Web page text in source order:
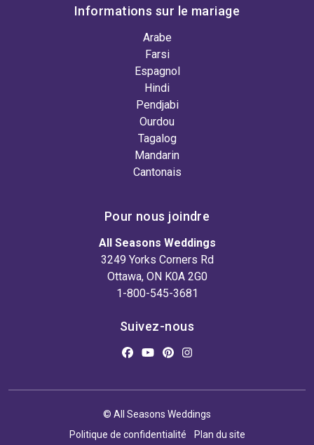
Informations sur le mariage
Arabe
Farsi
Espagnol
Hindi
Pendjabi
Ourdou
Tagalog
Mandarin
Cantonais
Pour nous joindre
All Seasons Weddings
3249 Yorks Corners Rd
Ottawa, ON K0A 2G0
1-800-545-3681
Suivez-nous
© All Seasons Weddings
Politique de confidentialité
Plan du site